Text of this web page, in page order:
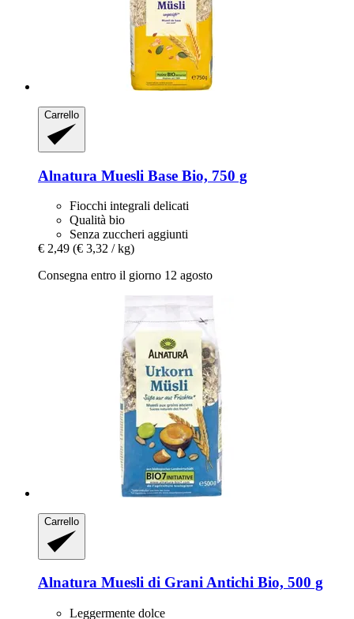
Carrello
Alnatura Muesli Base Bio, 750 g
Fiocchi integrali delicati
Qualità bio
Senza zuccheri aggiunti
€ 2,49 (€ 3,32 / kg)
Consegna entro il giorno 12 agosto
Carrello
Alnatura Muesli di Grani Antichi Bio, 500 g
Leggermente dolce